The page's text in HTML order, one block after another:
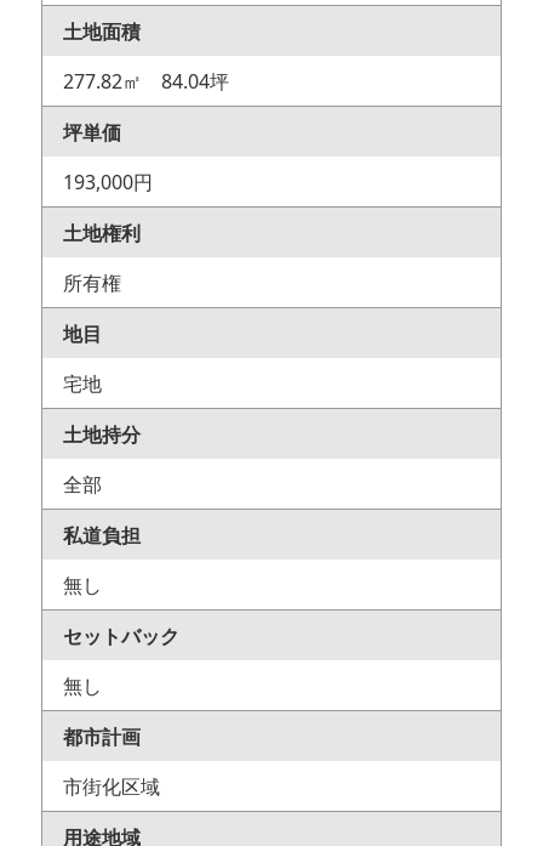
土地面積
277.82㎡ 84.04坪
坪単価
193,000円
土地権利
所有権
地目
宅地
土地持分
全部
私道負担
無し
セットバック
無し
都市計画
市街化区域
用途地域